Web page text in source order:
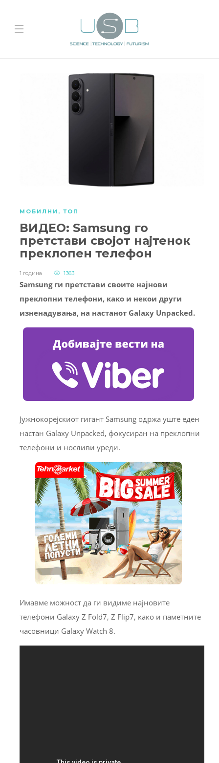
МОБИЛНИ , ТОП
ВИДЕО: Samsung го
претстави својот најтенок
преклопен телефон
1 година 1363
Samsung ги претстави своите најнови
преклопни телефони, како и некои други
изненадувања, на настанот Galaxy Unpacked.
Јужнокорејскиот гигант Samsung одржа уште еден
настан Galaxy Unpacked, фокусиран на преклопни
телефони и носливи уреди.
Имавме можност да ги видиме најновите
телефони Galaxy Z Fold7, Z Flip7, како и паметните
часовници Galaxy Watch 8.